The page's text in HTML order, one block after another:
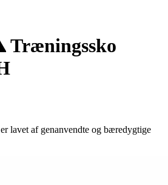
Træningssko
lavet af genanvendte og bæredygtige